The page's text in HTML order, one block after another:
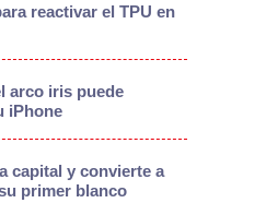
reactivar el TPU en
arco iris puede
iPhone
capital y convierte a
primer blanco